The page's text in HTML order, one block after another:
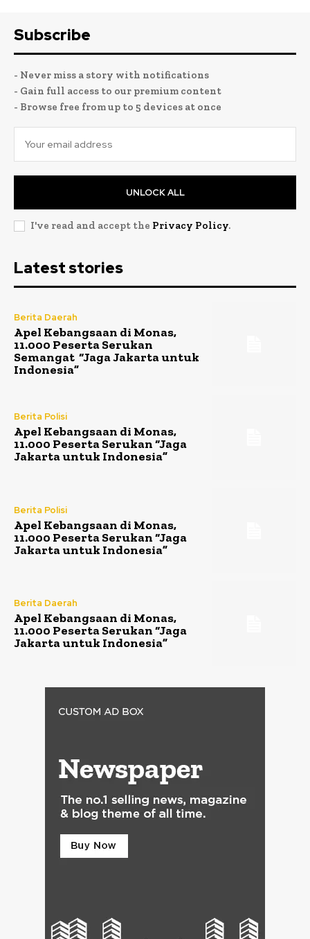
Subscribe
- Never miss a story with notifications
- Gain full access to our premium content
- Browse free from up to 5 devices at once
UNLOCK ALL
I've read and accept the Privacy Policy.
Latest stories
Berita Daerah
Apel Kebangsaan di Monas,
11.000 Peserta Serukan
Semangat “Jaga Jakarta untuk
Indonesia”
Berita Polisi
Apel Kebangsaan di Monas,
11.000 Peserta Serukan “Jaga
Jakarta untuk Indonesia”
Berita Polisi
Apel Kebangsaan di Monas,
11.000 Peserta Serukan “Jaga
Jakarta untuk Indonesia”
Berita Daerah
Apel Kebangsaan di Monas,
11.000 Peserta Serukan “Jaga
Jakarta untuk Indonesia”